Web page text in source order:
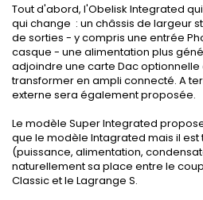
Tout d'abord, l'Obelisk Integrated
qui change : un châssis de largeur
de sorties - y compris une entrée
casque - une alimentation plus
adjoindre une carte Dac
transformer en ampli connecté. A
externe sera également proposée.
Le modèle Super Integrated
que le modèle Intagrated mais il
(puissance, alimentation,
naturellement sa place entre le
Classic et le Lagrange S.